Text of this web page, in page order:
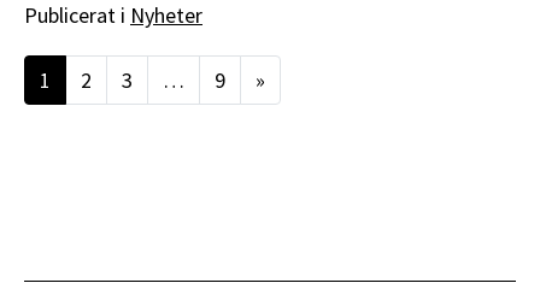
Publicerat i Nyheter
Inläggsnavigering
1 2 3 … 9 »